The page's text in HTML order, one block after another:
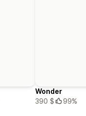
Wonder
390 $
99%